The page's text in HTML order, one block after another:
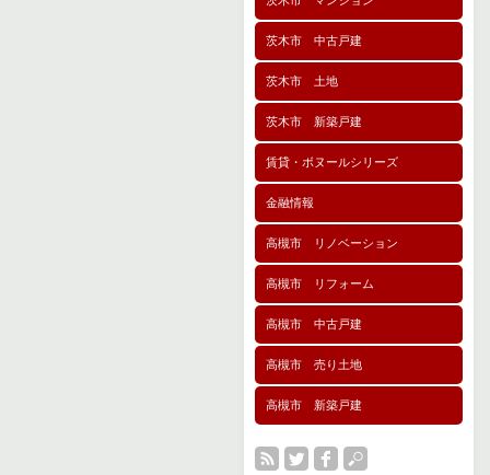
茨木市 中古戸建
茨木市 土地
茨木市 新築戸建
賃貸・ボヌールシリーズ
金融情報
高槻市 リノベーション
高槻市 リフォーム
高槻市 中古戸建
高槻市 売り土地
高槻市 新築戸建